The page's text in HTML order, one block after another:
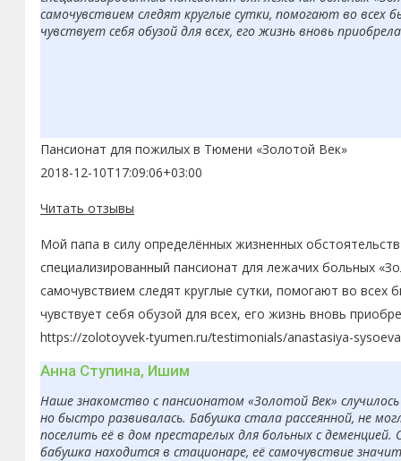
самочувствием следят круглые сутки, помогают во всех
чувствует себя обузой для всех, его жизнь вновь
Пансионат для пожилых в Тюмени «Золотой Век»
2018-12-10T17:09:06+03:00
Читать отзывы
Мой папа в силу определённых жизненных
специализированный пансионат для лежачих больных
самочувствием следят круглые сутки, помогают во
чувствует себя обузой для всех, его жизнь вновь
https://zolotoyvek-tyumen.ru/testimonials/anastasiya-
Анна Ступина, Ишим
Наше знакомство с пансионатом «Золотой Век»
но быстро развивалась. Бабушка стала рассеянной, не
поселить её в дом престарелых для больных с деменцией.
бабушка находится в стационаре, её самочувствие